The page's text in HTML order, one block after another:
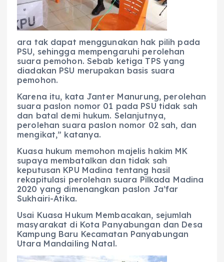
ara tak dapat menggunakan hak pilih pada
PSU, sehingga mempengaruhi perolehan
suara pemohon. Sebab ketiga TPS yang
diadakan PSU merupakan basis suara
pemohon.
Karena itu, kata Janter Manurung, perolehan
suara paslon nomor 01 pada PSU tidak sah
dan batal demi hukum. Selanjutnya,
perolehan suara paslon nomor 02 sah, dan
mengikat,” katanya.
Kuasa hukum memohon majelis hakim MK
supaya membatalkan dan tidak sah
keputusan KPU Madina tentang hasil
rekapitulasi perolehan suara Pilkada Madina
2020 yang dimenangkan paslon Ja’far
Sukhairi-Atika.
Usai Kuasa Hukum Membacakan, sejumlah
masyarakat di Kota Panyabungan dan Desa
Kampung Baru Kecamatan Panyabungan
Utara Mandailing Natal.